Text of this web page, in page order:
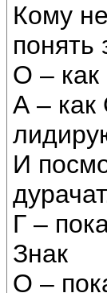
Кому
понять
О –
А –
И
Г –
Знак
О –